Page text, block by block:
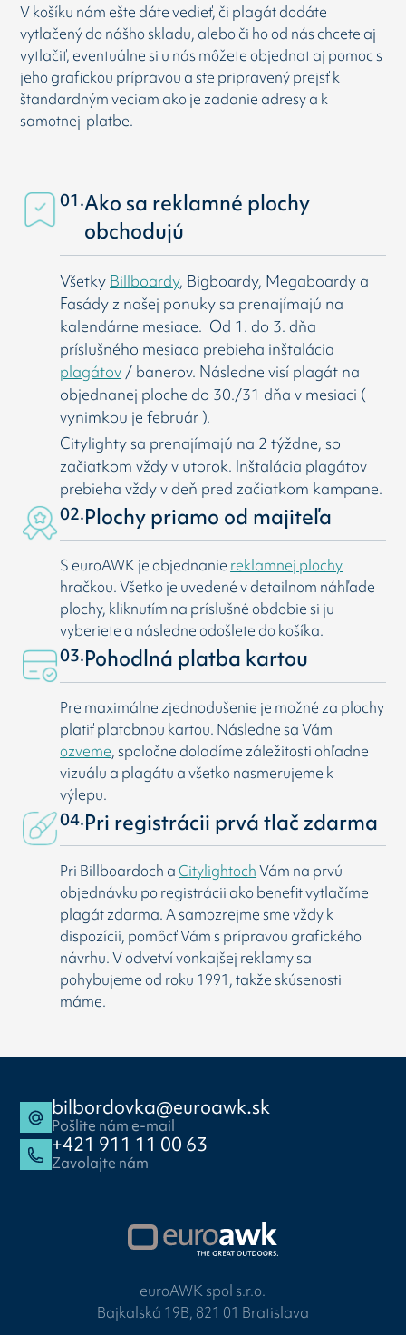
V košíku nám ešte dáte vedieť, či plagát dodáte
vytlačený do nášho skladu, alebo či ho od nás chcete aj
vytlačiť, eventuálne si u nás môžete objednat aj pomoc s
jeho grafickou prípravou a ste pripravený prejsť k
štandardným veciam ako je zadanie adresy a k
samotnej platbe.
01.Ako sa reklamné plochy
obchodujú
Všetky Billboardy, Bigboardy, Megaboardy a
Fasády z našej ponuky sa prenajímajú na
kalendárne mesiace. Od 1. do 3. dňa
príslušného mesiaca prebieha inštalácia
plagátov / banerov. Následne visí plagát na
objednanej ploche do 30./31 dňa v mesiaci (
vynimkou je február ).
Citylighty sa prenajímajú na 2 týždne, so
začiatkom vždy v utorok. Inštalácia plagátov
prebieha vždy v deň pred začiatkom kampane.
02.Plochy priamo od majiteľa
S euroAWK je objednanie reklamnej plochy
hračkou. Všetko je uvedené v detailnom náhľade
plochy, kliknutím na príslušné obdobie si ju
vyberiete a následne odošlete do košíka.
03.Pohodlná platba kartou
Pre maximálne zjednodušenie je možné za plochy
platiť platobnou kartou. Následne sa Vám
ozveme, spoločne doladíme záležitosti ohľadne
vizuálu a plagátu a všetko nasmerujeme k
výlepu.
04.Pri registrácii prvá tlač zdarma
Pri Billboardoch aCitylightochVám na prvú
objednávku po registrácii ako benefit vytlačíme
plagát zdarma. A samozrejme sme vždy k
dispozícii, pomôcť Vám s prípravou grafického
návrhu. V odvetví vonkajšej reklamy sa
pohybujeme od roku 1991, takže skúsenosti
máme.
bilbordovka@euroawk.sk
Pošlite nám e-mail
+421 911 11 00 63
Zavolajte nám
euroAWK spol s.r.o.
Bajkalská 19B, 821 01 Bratislava